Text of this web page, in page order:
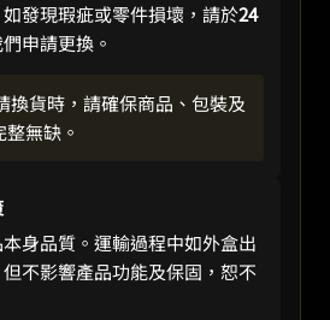
發現瑕疵或零件損壞，請於24
申請更換。
換貨時，請確保商品、包裝及
無缺。
身品質。運輸過程中如外盒出
不影響產品功能及保固，恕不